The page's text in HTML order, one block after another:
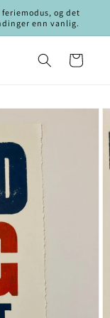
og det
enn vanlig.
Handlekurv